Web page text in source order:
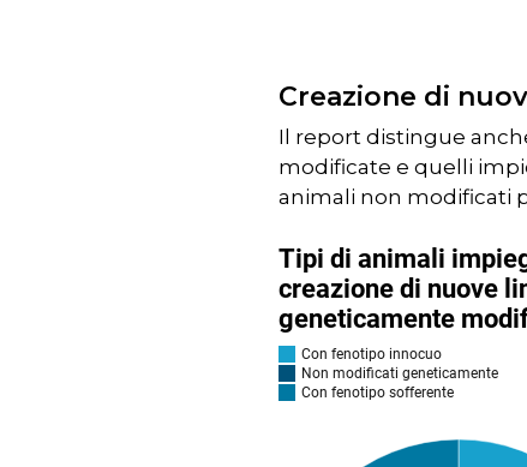
Creazione di
Il report distingue
modificate e quelli
animali non modificati